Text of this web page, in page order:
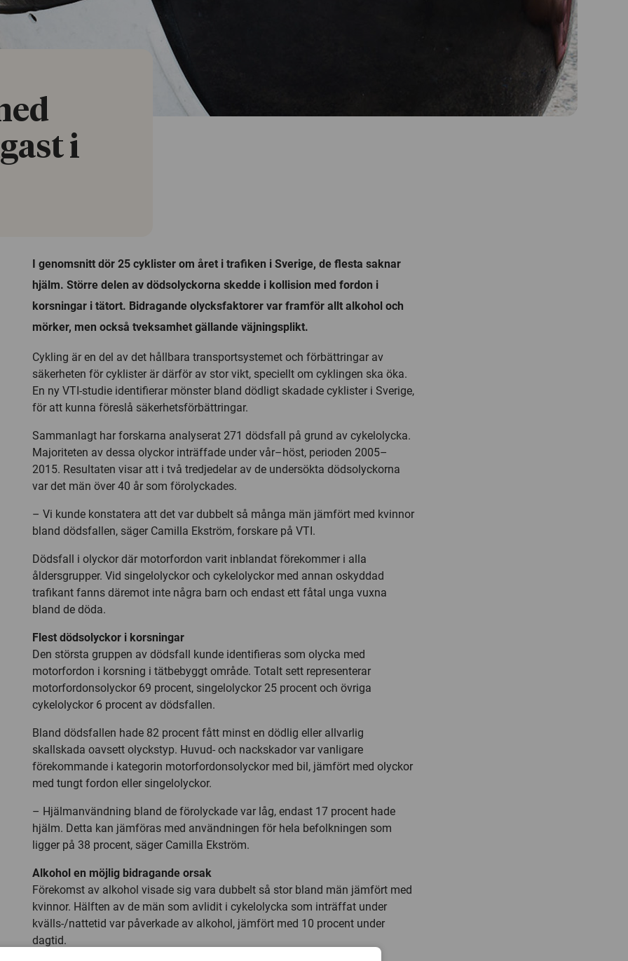
i
I genomsnitt dör 25 cyklister om året i trafiken i Sverige, de flesta saknar
hjälm. Större delen av dödsolyckorna skedde i kollision med fordon i
korsningar i tätort. Bidragande olycksfaktorer var framför allt alkohol och
mörker, men också tveksamhet gällande väjningsplikt.
Cykling är en del av det hållbara transportsystemet och förbättringar av
säkerheten för cyklister är därför av stor vikt, speciellt om cyklingen ska öka.
En ny VTI-studie identifierar mönster bland dödligt skadade cyklister i Sverige,
för att kunna föreslå säkerhetsförbättringar.
Sammanlagt har forskarna analyserat 271 dödsfall på grund av cykelolycka.
Majoriteten av dessa olyckor inträffade under vår–höst, perioden 2005–
2015. Resultaten visar att i två tredjedelar av de undersökta dödsolyckorna
var det män över 40 år som förolyckades.
– Vi kunde konstatera att det var dubbelt så många män jämfört med kvinnor
bland dödsfallen, säger Camilla Ekström, forskare på VTI.
Dödsfall i olyckor där motorfordon varit inblandat förekommer i alla
åldersgrupper. Vid singelolyckor och cykelolyckor med annan oskyddad
trafikant fanns däremot inte några barn och endast ett fåtal unga vuxna
bland de döda.
Flest dödsolyckor i korsningar
Den största gruppen av dödsfall kunde identifieras som olycka med
motorfordon i korsning i tätbebyggt område. Totalt sett representerar
motorfordonsolyckor 69 procent, singelolyckor 25 procent och övriga
cykelolyckor 6 procent av dödsfallen.
Bland dödsfallen hade 82 procent fått minst en dödlig eller allvarlig
skallskada oavsett olyckstyp. Huvud- och nackskador var vanligare
förekommande i kategorin motorfordonsolyckor med bil, jämfört med olyckor
med tungt fordon eller singelolyckor.
– Hjälmanvändning bland de förolyckade var låg, endast 17 procent hade
hjälm. Detta kan jämföras med användningen för hela befolkningen som
ligger på 38 procent, säger Camilla Ekström.
Alkohol en möjlig bidragande orsak
Förekomst av alkohol visade sig vara dubbelt så stor bland män jämfört med
kvinnor. Hälften av de män som avlidit i cykelolycka som inträffat under
kvälls-/nattetid var påverkade av alkohol, jämfört med 10 procent under
dagtid.